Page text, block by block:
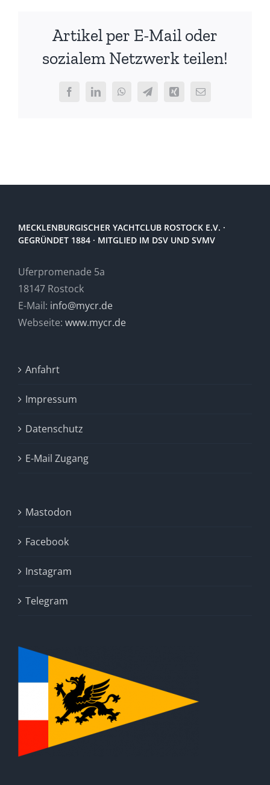
Artikel per E-Mail oder
sozialem Netzwerk teilen!
FacebookLinkedInWhatsAppTelegramXing
E-
MECKLENBURGISCHER YACHTCLUB ROSTOCK E.V. ·
GEGRÜNDET 1884 · MITGLIED IM DSV UND SVMV
Uferpromenade 5a
18147 Rostock
E-Mail: info@mycr.de
Webseite: www.mycr.de
Anfahrt
Impressum
Datenschutz
E-Mail Zugang
Mastodon
Facebook
Instagram
Telegram